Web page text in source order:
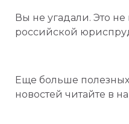
Вы не угадали. Это не
российской
Еще больше
новостей читайте в